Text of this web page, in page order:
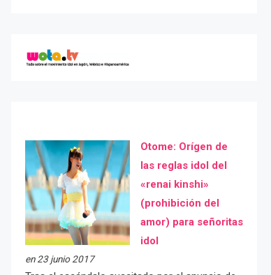
Otome: Orígen de
las reglas idol del
«renai kinshi»
(prohibición del
amor) para señoritas
idol
en 23 junio 2017